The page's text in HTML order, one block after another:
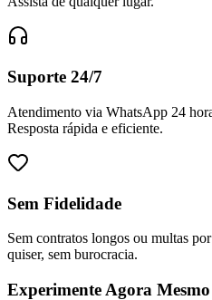
Suporte 24/7
Atendimento via WhatsApp 24
Resposta rápida e eficiente.
Sem Fidelidade
Sem contratos longos ou multas
quiser, sem burocracia.
Experimente Agora Mesmo